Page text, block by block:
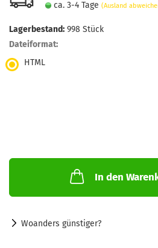
ca. 3-4 Tage (Ausland
Lagerbestand: 998 Stück
Dateiformat:
HTML
In den
Woanders günstiger?